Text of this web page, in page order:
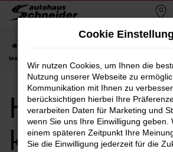
Zum
leasen, finanzieren | Lieferservice nach Dingolfing
Hyundai i30
kaufen,
Cookie
Wir nutzen Cookies, um Ihnen die
Nutzung unserer Webseite zu
Kommunikation mit Ihnen zu
berücksichtigen hierbei Ihre
verarbeiten Daten für Marketing und
wenn Sie uns Ihre Einwilligung geben.
einem späteren Zeitpunkt Ihre
Sie die Einwilligung jederzeit für die